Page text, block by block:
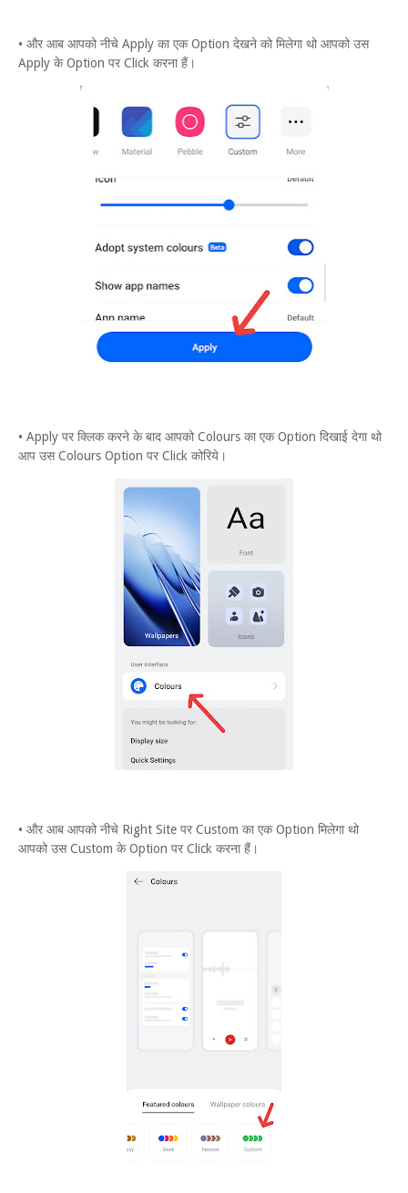
• और आब आपको नीचे Apply का एक Option देखने को मिलेगा थो आपको उस
Apply के Option पर Click करना हैं।
• Apply पर क्लिक करने के बाद आपको Colours का एक Option दिखाई देगा थो
आप उस Colours Option पर Click कोरिये।
• और आब आपको नीचे Right Site पर Custom का एक Option मिलेगा थो
आपको उस Custom के Option पर Click करना हैं।